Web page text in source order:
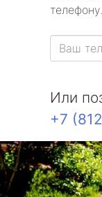
телефону.
Или
+7